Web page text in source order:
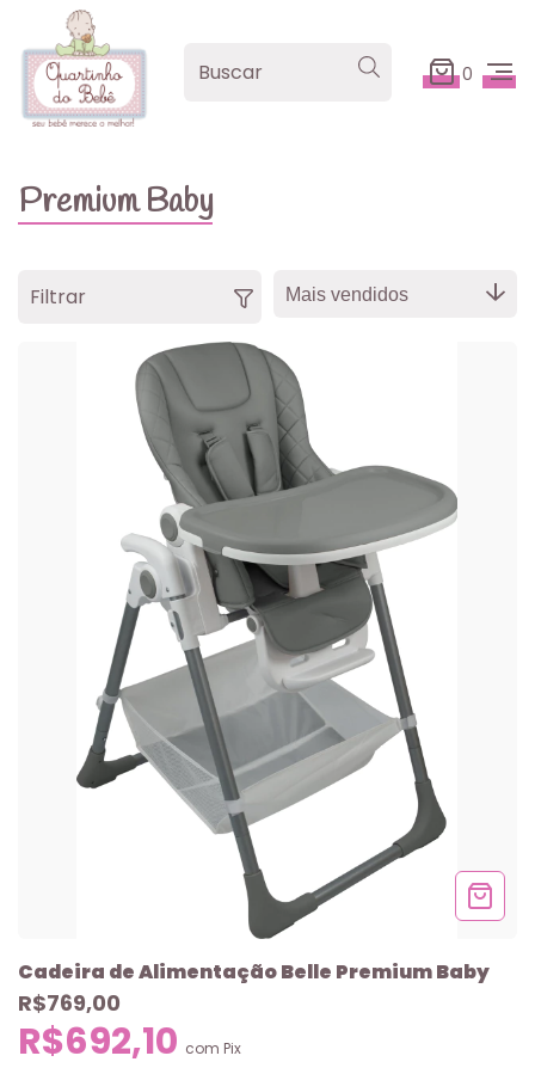
0
Premium Baby
Filtrar
Cadeira de Alimentação Belle Premium Baby
R$769,00
R$692,10 com Pix